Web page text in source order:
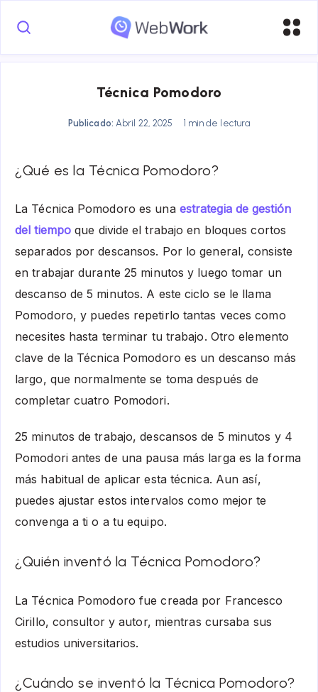
Técnica Pomodoro
Publicado: Abril 22, 2025 1 min de lectura
¿Qué es la Técnica Pomodoro?
La Técnica Pomodoro es una estrategia de gestión
del tiempo que divide el trabajo en bloques cortos
separados por descansos. Por lo general, consiste
en trabajar durante 25 minutos y luego tomar un
descanso de 5 minutos. A este ciclo se le llama
Pomodoro, y puedes repetirlo tantas veces como
necesites hasta terminar tu trabajo. Otro elemento
clave de la Técnica Pomodoro es un descanso más
largo, que normalmente se toma después de
completar cuatro Pomodori.
25 minutos de trabajo, descansos de 5 minutos y 4
Pomodori antes de una pausa más larga es la forma
más habitual de aplicar esta técnica. Aun así,
puedes ajustar estos intervalos como mejor te
convenga a ti o a tu equipo.
¿Quién inventó la Técnica Pomodoro?
La Técnica Pomodoro fue creada por Francesco
Cirillo, consultor y autor, mientras cursaba sus
estudios universitarios.
¿Cuándo se inventó la Técnica Pomodoro?